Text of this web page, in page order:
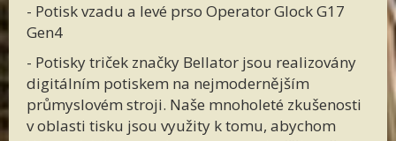
- Potisk vzadu a levé prso Operator Glock G17
Gen4
- Potisky triček značky Bellator jsou realizovány
digitálním potiskem na nejmodernějším
průmyslovém stroji. Naše mnoholeté zkušenosti
v oblasti tisku jsou využity k tomu, abychom